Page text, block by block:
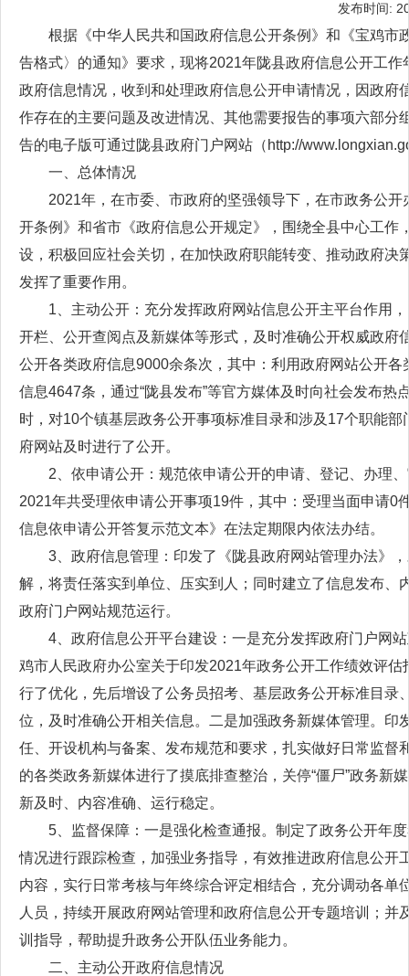
发布时间:
根据《中华人民共和国政府信息公开条例》和《宝鸡
告格式〉的通知》要求，现将2021年陇县政府信息公开工
政府信息情况，收到和处理政府信息公开申请情况，因政
作存在的主要问题及改进情况、其他需要报告的事项六部
告的电子版可通过陇县政府门户网站（http://
一、总体情况
2021年，在市委、市政府的坚强领导下，在市政务公
开条例》和省市《政府信息公开规定》，围绕全县中心工
设，积极回应社会关切，在加快政府职能转变、推动政府
发挥了重要作用。
1、主动公开：充分发挥政府网站信息公开主平台作用
开栏、公开查阅点及新媒体等形式，及时准确公开权威政
公开各类政府信息9000余条次，其中：利用政府网站公开
信息4647条，通过“陇县发布”等官方媒体及时向社会发布
时，对10个镇基层政务公开事项标准目录和涉及17个职能
府网站及时进行了公开。
2、依申请公开：规范依申请公开的申请、登记、办理
2021年共受理依申请公开事项19件，其中：受理当面申请
信息依申请公开答复示范文本》在法定期限内依法办结。
3、政府信息管理：印发了《陇县政府网站管理办法》
解，将责任落实到单位、压实到人；同时建立了信息发布、
政府门户网站规范运行。
4、政府信息公开平台建设：一是充分发挥政府门户网
鸡市人民政府办公室关于印发2021年政务公开工作绩效评
行了优化，先后增设了公务员招考、基层政务公开标准目
位，及时准确公开相关信息。二是加强政务新媒体管理。
任、开设机构与备案、发布规范和要求，扎实做好日常监
的各类政务新媒体进行了摸底排查整治，关停“僵尸”政务
新及时、内容准确、运行稳定。
5、监督保障：一是强化检查通报。制定了政务公开年
情况进行跟踪检查，加强业务指导，有效推进政府信息公
内容，实行日常考核与年终综合评定相结合，充分调动各
人员，持续开展政府网站管理和政府信息公开专题培训；
训指导，帮助提升政务公开队伍业务能力。
二、主动公开政府信息情况